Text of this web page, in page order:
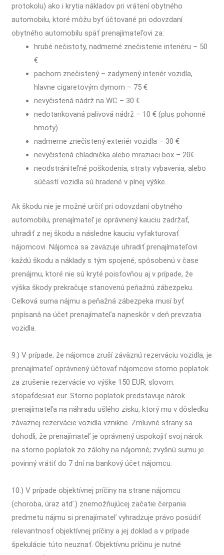
protokolu) ako i krytia nákladov pri vrátení obytného
automobilu, ktoré môžu byť účtované pri odovzdaní
obytného automobilu späť prenajímateľovi za:
hrubé nečistoty, nadmerné znečistenie interiéru – 50
€
pachom znečistený – zadymený interiér vozidla,
hlavne cigaretovým dymom – 75 €
nevyčistená nádrž na WC – 30 €
nedotankovaná palivová nádrž – 10 € (plus pohonné
hmoty)
nadmerne znečistený exteriér vozidla – 30 €
nevyčistená chladnička alebo mraziaci box – 20€
neodstrániteľné poškodenia, straty vybavenia, alebo
súčastí vozidla sú hradené v plnej výške.
Ak škodu nie je možné určiť pri odovzdaní obytného
automobilu, prenajímateľ je oprávnený kauciu zadržať,
uhradiť z nej škodu a následne kauciu vyfakturovať
nájomcovi. Nájomca sa zaväzuje uhradiť prenajímateľovi
každú škodu a náklady s tým spojené, spôsobenú v čase
prenájmu, ktoré nie sú kryté poisťovňou aj v prípade, že
výška škody prekračuje stanovenú peňažnú zábezpeku.
Celková suma nájmu a peňažná zábezpeka musí byť
pripísaná na účet prenajímateľa najneskôr v deň prevzatia
vozidla.
9.) V prípade, že nájomca zruší záväznú rezerváciu vozidla, je
prenajímateľ oprávnený účtovať nájomcovi storno poplatok
za zrušenie rezervácie vo výške 150 EUR, slovom:
stopäťdesiat eur. Storno poplatok predstavuje nárok
prenajímateľa na náhradu ušlého zisku, ktorý mu v dôsledku
záväznej rezervácie vozidla vznikne. Zmluvné strany sa
dohodli, že prenajímateľ je oprávnený uspokojiť svoj nárok
na storno poplatok zo zálohy na nájomné; zvyšnú sumu je
povinný vrátiť do 7 dní na bankový účet nájomcu.
10.) V prípade objektívnej príčiny na strane nájomcu
(choroba, úraz atď.) znemožňujúcej začatie čerpania
predmetu nájmu si prenajímateľ vyhradzuje právo posúdiť
relevantnosť objektívnej príčiny a jej doklad a v prípade
špekulácie túto neuznať. Objektívnu príčinu je nutné